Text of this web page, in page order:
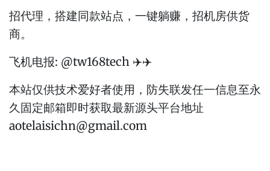
招代理，搭建同款站点，一键躺赚，招机房供货
商。
飞机电报: @tw168tech ✈️✈️
本站仅供技术爱好者使用，防失联发任一信息至永
久固定邮箱即时获取最新源头平台地址
aotelaisichn@gmail.com